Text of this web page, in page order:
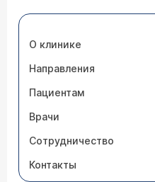
О клинике
Направления
Пациентам
Врачи
Сотрудничество
Контакты